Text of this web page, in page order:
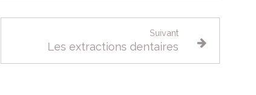
Suivant
Les extractions dentaires